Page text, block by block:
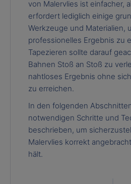
von Malervlies ist einfacher,
erfordert lediglich einige
Werkzeuge und Materialien,
professionelles Ergebnis zu
Tapezieren sollte darauf
Bahnen Stoß an Stoß zu
nahtloses Ergebnis ohne
zu erreichen.
In den folgenden
notwendigen Schritte und
beschrieben, um
Malervlies korrekt
hält.